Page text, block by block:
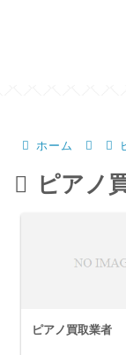
ホーム
ピアノ
ピアノ買取業者